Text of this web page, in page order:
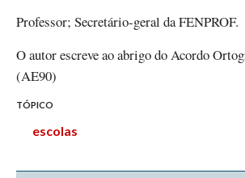
Professor; Secretário-geral da FENPROF.
O autor escreve ao abrigo do Acordo
(AE90)
TÓPICO
escolas